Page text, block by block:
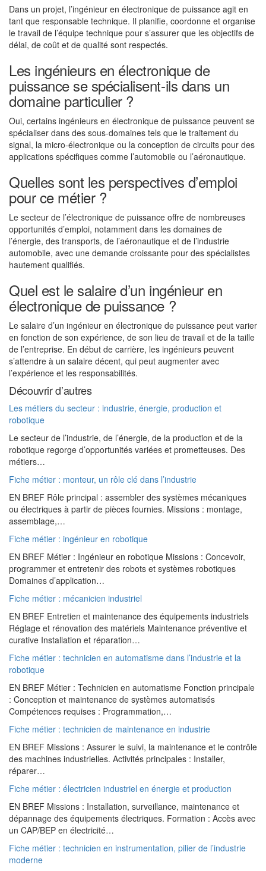
Dans un projet, l’ingénieur en électronique de puissance agit en
tant que responsable technique. Il planifie, coordonne et organise
le travail de l’équipe technique pour s’assurer que les objectifs de
délai, de coût et de qualité sont respectés.
Les ingénieurs en électronique de
puissance se spécialisent-ils dans un
domaine particulier ?
Oui, certains ingénieurs en électronique de puissance peuvent se
spécialiser dans des sous-domaines tels que le traitement du
signal, la micro-électronique ou la conception de circuits pour des
applications spécifiques comme l’automobile ou l’aéronautique.
Quelles sont les perspectives d’emploi
pour ce métier ?
Le secteur de l’électronique de puissance offre de nombreuses
opportunités d’emploi, notamment dans les domaines de
l’énergie, des transports, de l’aéronautique et de l’industrie
automobile, avec une demande croissante pour des spécialistes
hautement qualifiés.
Quel est le salaire d’un ingénieur en
électronique de puissance ?
Le salaire d’un ingénieur en électronique de puissance peut varier
en fonction de son expérience, de son lieu de travail et de la taille
de l’entreprise. En début de carrière, les ingénieurs peuvent
s’attendre à un salaire décent, qui peut augmenter avec
l’expérience et les responsabilités.
Découvrir d’autres
Les métiers du secteur : industrie, énergie, production et
robotique
Le secteur de l’industrie, de l’énergie, de la production et de la
robotique regorge d’opportunités variées et prometteuses. Des
métiers…
Fiche métier : monteur, un rôle clé dans l’industrie
EN BREF Rôle principal : assembler des systèmes mécaniques
ou électriques à partir de pièces fournies. Missions : montage,
assemblage,…
Fiche métier : ingénieur en robotique
EN BREF Métier : Ingénieur en robotique Missions : Concevoir,
programmer et entretenir des robots et systèmes robotiques
Domaines d’application…
Fiche métier : mécanicien industriel
EN BREF Entretien et maintenance des équipements industriels
Réglage et rénovation des matériels Maintenance préventive et
curative Installation et réparation…
Fiche métier : technicien en automatisme dans l’industrie et la
robotique
EN BREF Métier : Technicien en automatisme Fonction principale
: Conception et maintenance de systèmes automatisés
Compétences requises : Programmation,…
Fiche métier : technicien de maintenance en industrie
EN BREF Missions : Assurer le suivi, la maintenance et le contrôle
des machines industrielles. Activités principales : Installer,
réparer…
Fiche métier : électricien industriel en énergie et production
EN BREF Missions : Installation, surveillance, maintenance et
dépannage des équipements électriques. Formation : Accès avec
un CAP/BEP en électricité…
Fiche métier : technicien en instrumentation, pilier de l’industrie
moderne